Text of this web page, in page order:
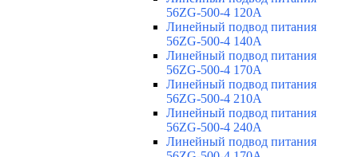
56ZG-500-4 120A
Линейный подвод питания
56ZG-500-4 140A
Линейный подвод питания
56ZG-500-4 170A
Линейный подвод питания
56ZG-500-4 210A
Линейный подвод питания
56ZG-500-4 240A
Линейный подвод питания